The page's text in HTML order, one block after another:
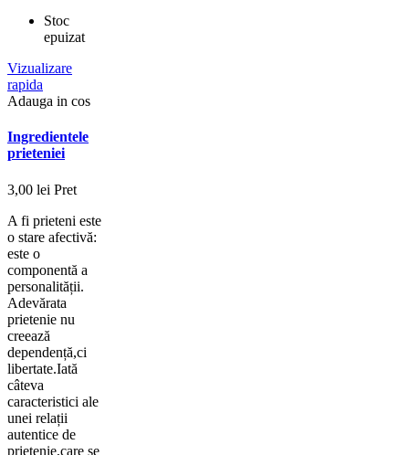
Stoc
epuizat
Vizualizare
rapida
Adauga in cos
Ingredientele
prieteniei
3,00 lei Pret
A fi prieteni este
o stare afectivă:
este o
componentă a
personalității.
Adevărata
prietenie nu
creează
dependență,ci
libertate.Iată
câteva
caracteristici ale
unei relații
autentice de
prietenie,care se